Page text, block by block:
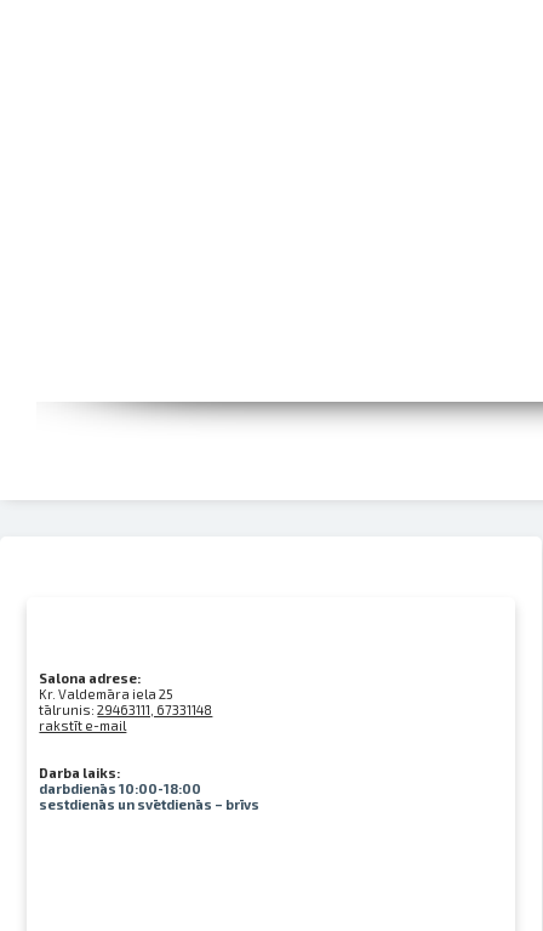
Salona adrese:
Kr. Valdemāra iela 25
tālrunis:29463111, 67331148
rakstīt e-mail
Darba laiks:
darbdienās 10:00-18:00
sestdienās un svētdienās – brīvs